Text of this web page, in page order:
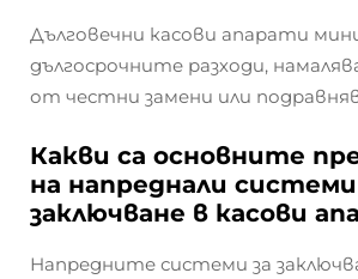
Дълговечни касови апарати
дългосрочните разходи,
от честни замени или
Какви са основните
на напреднали системи
заключване в касови
Напредните системи за